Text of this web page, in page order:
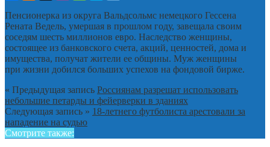
Пенсионерка из округа Вальдсольмс немецкого Гессена
Рената Ведель, умершая в прошлом году, завещала своим
соседям шесть миллионов евро. Наследство женщины,
состоящее из банковского счета, акций, ценностей, дома и
имущества, получат жители ее общины. Муж женщины
при жизни добился больших успехов на фондовой бирже.
« Предыдущая запись Россиянам разрешат использовать
небольшие петарды и фейерверки в зданиях
Следующая запись » 18-летнего футболиста арестовали за
нападение на судью
Смотрите также: